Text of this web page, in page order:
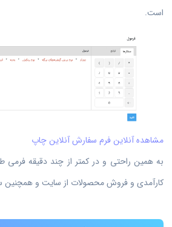
است.
مشاهده آنلاین فرم سفارش آنلاین چاپ
به همین راحتی و در کمتر از چند دقیقه
کارآمدی و فروش محصولات از سایت و همچنین